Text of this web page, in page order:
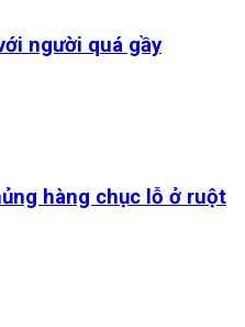
người quá gầy
hàng chục lỗ ở ruột